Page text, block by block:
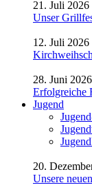
21. Juli 2026
Unser
12. Juli 2026
28. Juni 2026
Erfolgreiche
Jugend
20.
Unsere